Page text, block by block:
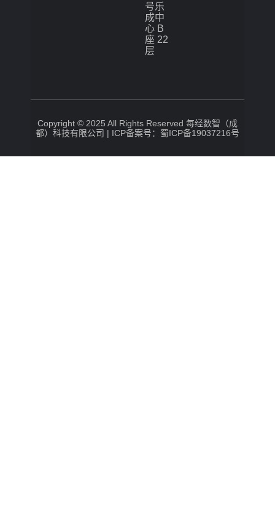
号乐
成中
心 B
座 22
层
Copyright © 2025 All Rights Reserved 每经数智（成
都）科技有限公司 | ICP备案号：蜀ICP备19037216号